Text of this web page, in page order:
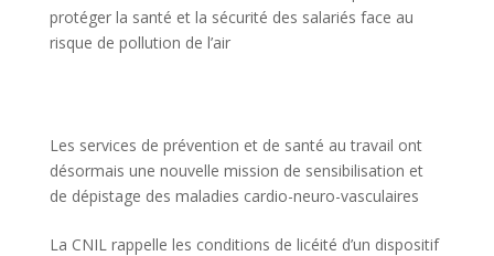
protéger la santé et la sécurité des salariés face au
risque de pollution de l’air
Les services de prévention et de santé au travail ont
désormais une nouvelle mission de sensibilisation et
de dépistage des maladies cardio-neuro-vasculaires
La CNIL rappelle les conditions de licéité d’un dispositif